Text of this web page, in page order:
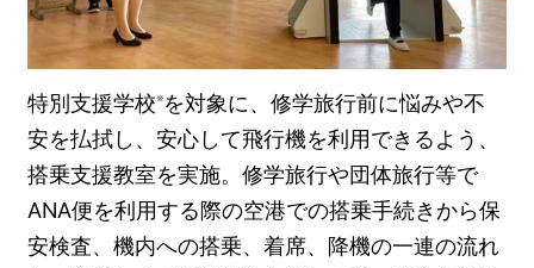
特別支援学校※を対象に、修学旅行前に悩みや不
安を払拭し、安心して飛行機を利用できるよう、
搭乗支援教室を実施。修学旅行や団体旅行等で
ANA便を利用する際の空港での搭乗手続きから保
安検査、機内への搭乗、着席、降機の一連の流れ